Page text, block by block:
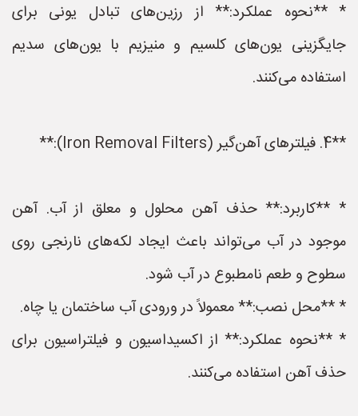
* **نحوه عملکرد:** از رزین‌های تبادل یونی برای
جایگزینی یون‌های کلسیم و منیزیم با یون‌های سدیم
استفاده می‌کنند.
**4. فیلترهای آهن‌گیر (Iron Removal Filters):**
* **کاربرد:** حذف آهن محلول و معلق از آب. آهن
موجود در آب می‌تواند باعث ایجاد لکه‌های نارنجی روی
سطوح و طعم نامطبوع در آب شود.
* **محل نصب:** معمولاً در ورودی آب ساختمان یا چاه.
* **نحوه عملکرد:** از اکسیداسیون و فیلتراسیون برای
حذف آهن استفاده می‌کنند.